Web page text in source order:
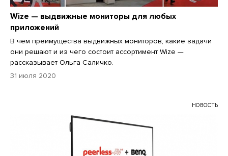
Wize — выдвижные мониторы для любых
приложений
В чем преимущества выдвижных мониторов, какие задачи
они решают и из чего состоит ассортимент Wize —
рассказывает Ольга Саличко.
31 июля 2020
НОВОСТЬ